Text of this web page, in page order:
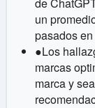
un
pasados
●Los
marcas
marca y